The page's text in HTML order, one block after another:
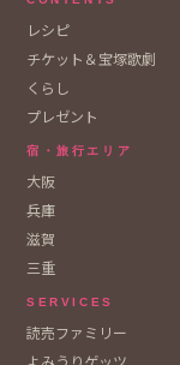
レシピ
チケット＆宝塚歌劇
くらし
プレゼント
宿・旅行エリア
大阪
兵庫
滋賀
三重
SERVICES
読売ファミリー